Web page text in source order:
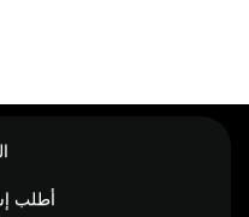
أطلب